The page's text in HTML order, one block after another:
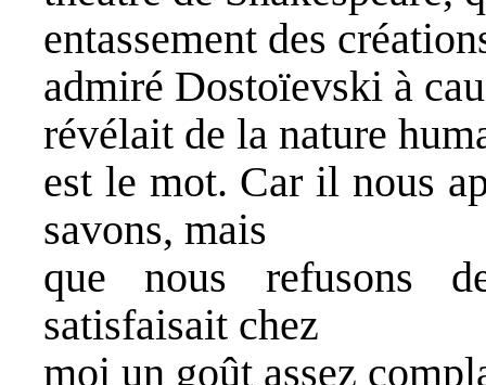
entassement des
admiré Dostoïevski à
révélait de la nature
est le mot. Car il nous
savons, mais
que nous refusons
satisfaisait chez
moi un goût assez